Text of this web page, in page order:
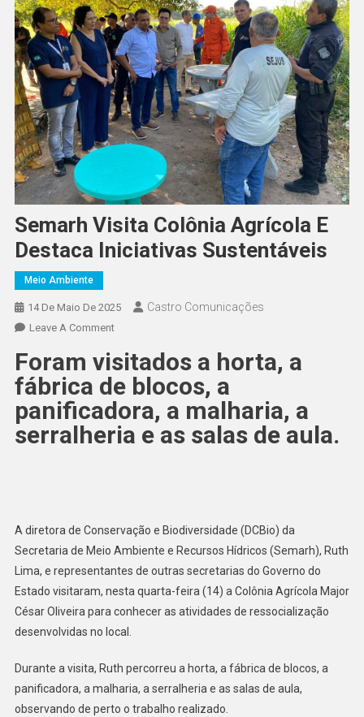
Semarh Visita Colônia Agrícola E
Destaca Iniciativas Sustentáveis
Meio Ambiente
14 De Maio De 2025 Castro Comunicações
Leave A Comment
Foram visitados a horta, a
fábrica de blocos, a
panificadora, a malharia, a
serralheria e as salas de aula.
A diretora de Conservação e Biodiversidade (DCBio) da
Secretaria de Meio Ambiente e Recursos Hídricos (Semarh), Ruth
Lima, e representantes de outras secretarias do Governo do
Estado visitaram, nesta quarta-feira (14) a Colônia Agrícola Major
César Oliveira para conhecer as atividades de ressocialização
desenvolvidas no local.
Durante a visita, Ruth percorreu a horta, a fábrica de blocos, a
panificadora, a malharia, a serralheria e as salas de aula,
observando de perto o trabalho realizado.